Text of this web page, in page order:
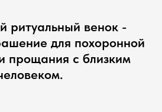
ритуальный венок -
для похоронной
прощания с близким